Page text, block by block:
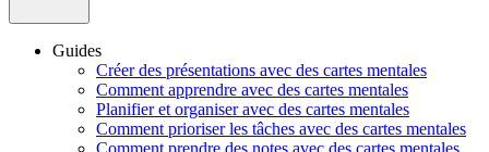
Guides
Créer des présentations avec des cartes mentales
Comment apprendre avec des cartes mentales
Planifier et organiser avec des cartes mentales
Comment prioriser les tâches avec des cartes mentales
Comment prendre des notes avec des cartes mentales